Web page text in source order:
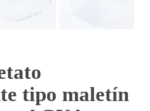
tipo maletín